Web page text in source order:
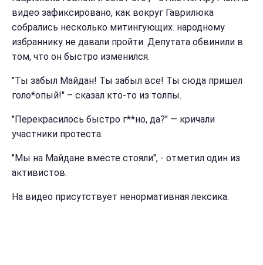
видео зафиксировано, как вокруг Гаврилюка
собрались несколько митингующих. народному
избраннику не давали пройти. Депутата обвинили в
том, что он быстро изменился.
"Ты забыл Майдан! Ты забыл все! Ты сюда пришел
голо*опый!" – сказал кто-то из толпы.
"Перекрасилось быстро г**но, да?" ― кричали
участники протеста.
"Мы на Майдане вместе стояли", - отметил один из
активистов.
На видео присутствует ненормативная лексика.